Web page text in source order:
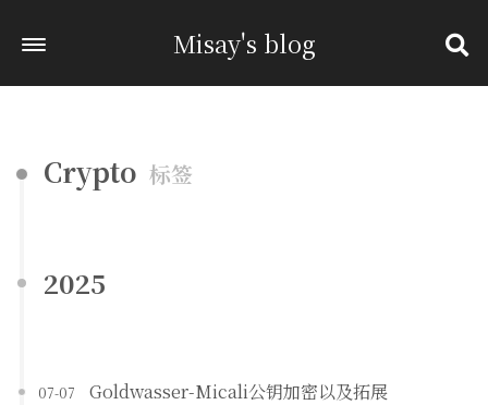
Misay's blog
Crypto 标签
2025
07-07 Goldwasser-Micali公钥加密以及拓展